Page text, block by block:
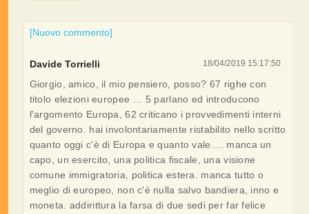
[Nuovo commento]
18/04/2019 15:17:50
Davide Torrielli
Giorgio, amico, il mio pensiero, posso? 67 righe con
titolo elezioni europee … 5 parlano ed introducono
l'argomento Europa, 62 criticano i provvedimenti interni
del governo. hai involontariamente ristabilito nello scritto
quanto oggi c'è di Europa e quanto vale…. manca un
capo, un esercito, una politica fiscale, una visione
comune immigratoria, politica estera. manca tutto o
meglio di europeo, non c'è nulla salvo bandiera, inno e
moneta. addirittura la farsa di due sedi per far felice